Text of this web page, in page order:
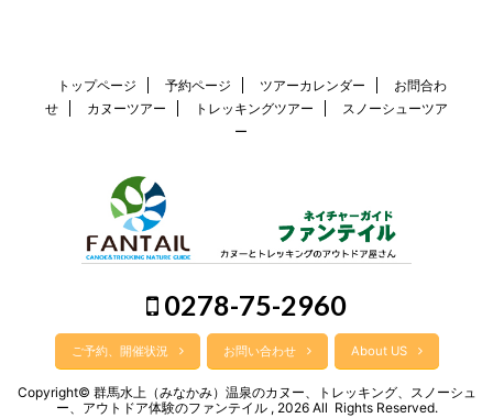
トップページ 予約ページ ツアーカレンダー
お問合わ
せ
カヌーツアー トレッキングツアー
スノーシューツア
ー
0278-75-2960
ご予約、開催状況 お問い合わせ About US
Copyright© 群馬水上（みなかみ）温泉のカヌー、トレッキング、スノーシュ
ー、アウトドア体験のファンテイル , 2026 All Rights Reserved.